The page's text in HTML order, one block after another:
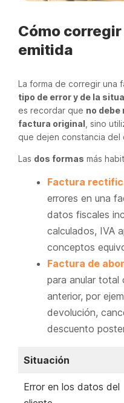
Cómo
emitida
La forma de corregir una
tipo de error y de la
es recordar que no
factura original , sino
que dejen constancia del
Las dos formas más
Factura
errores en una
datos fiscales
calculados, IVA
conceptos
Factura de
para anular total
anterior, por
devolución,
descuento
Situación
Error en los datos del